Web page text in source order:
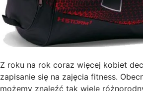
Z roku na rok coraz więcej kobiet
zapisanie się na zajęcia fitness.
możemy znaleźć tak wiele